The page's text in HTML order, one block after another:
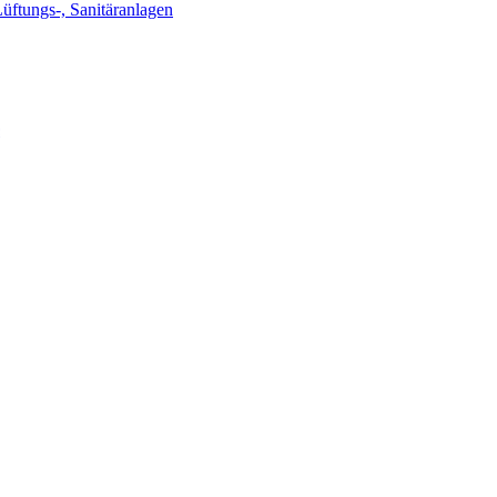
, Sanitäranlagen